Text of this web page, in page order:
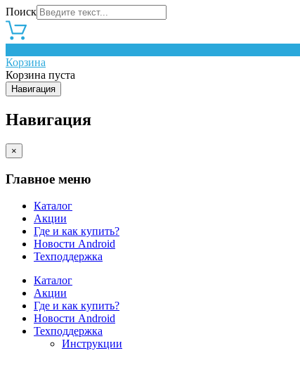
Поиск
Корзина
Корзина пуста
Навигация
Навигация
×
Главное меню
Каталог
Акции
Где и как купить?
Новости Android
Техподдержка
Каталог
Акции
Где и как купить?
Новости Android
Техподдержка
Инструкции